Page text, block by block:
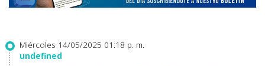
Miércoles 14/05/2025 01:18 p. m.
undefined